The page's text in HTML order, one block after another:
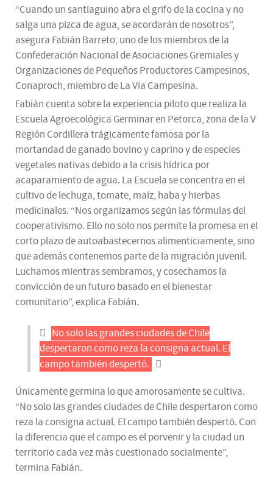
“Cuando un santiaguino abra el grifo de la cocina y no
salga una pizca de agua, se acordarán de nosotros”,
asegura Fabián Barreto, uno de los miembros de la
Confederación Nacional de Asociaciones Gremiales y
Organizaciones de Pequeños Productores Campesinos,
Conaproch, miembro de La Vía Campesina.
Fabián cuenta sobre la experiencia piloto que realiza la
Escuela Agroecológica Germinar en Petorca, zona de la V
Región Cordillera trágicamente famosa por la
mortandad de ganado bovino y caprino y de especies
vegetales nativas debido a la crisis hídrica por
acaparamiento de agua. La Escuela se concentra en el
cultivo de lechuga, tomate, maíz, haba y hierbas
medicinales. “Nos organizamos según las fórmulas del
cooperativismo. Ello no solo nos permite la promesa en el
corto plazo de autoabastecernos alimenticiamente, sino
que además contenemos parte de la migración juvenil.
Luchamos mientras sembramos, y cosechamos la
convicción de un futuro basado en el bienestar
comunitario”, explica Fabián.
No solo las grandes ciudades de Chile
despertaron como reza la consigna actual. El
campo también despertó.
Únicamente germina lo que amorosamente se cultiva.
“No solo las grandes ciudades de Chile despertaron como
reza la consigna actual. El campo también despertó. Con
la diferencia que el campo es el porvenir y la ciudad un
territorio cada vez más cuestionado socialmente”,
termina Fabián.